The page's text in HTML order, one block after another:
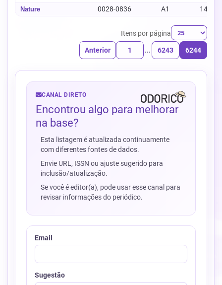
Nature 0028-0836 A1 1476-
Itens por página
Anterior 1 ... 6243 6244
CANAL DIRETO
Encontrou algo para melhorar
na base?
Esta listagem é atualizada continuamente
com diferentes fontes de dados.
Envie URL, ISSN ou ajuste sugerido para
inclusão/atualização.
Se você é editor(a), pode usar esse canal para
revisar informações do periódico.
Email
Sugestão